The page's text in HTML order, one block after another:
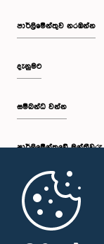
පාර්ලි‌මේන්තුව නරඹන්න
දැනුමට
සම්බන්ධ වන්න
පාර්ලි‌මේන්තුවේ මන්ත්‍රීවරු
මුල් පිටුව